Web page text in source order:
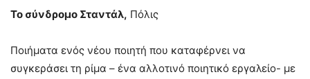
Το σύνδρομο Σταντάλ, Πόλις
Ποιήματα ενός νέου ποιητή που καταφέρνει να
συγκεράσει τη ρίμα – ένα αλλοτινό ποιητικό εργαλείο- με